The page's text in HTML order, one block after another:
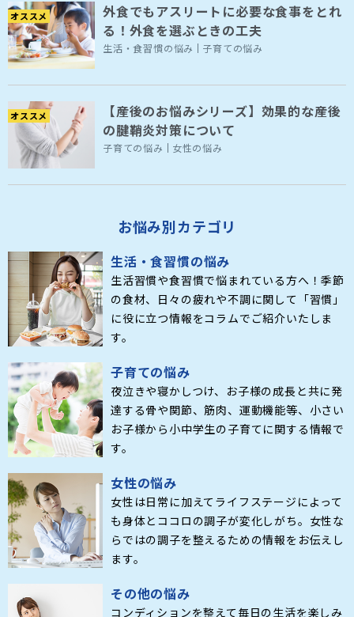
オススメ
外食でもアスリートに必要な食事をとれ
る！外食を選ぶときの工夫
生活・食習慣の悩み 子育ての悩み
オススメ
【産後のお悩みシリーズ】効果的な産後
の腱鞘炎対策について
子育ての悩み 女性の悩み
お悩み別カテゴリ
生活・食習慣の悩み
生活習慣や食習慣で悩まれている方へ！季節
の食材、日々の疲れや不調に関して「習慣」
に役に立つ情報をコラムでご紹介いたしま
す。
子育ての悩み
夜泣きや寝かしつけ、お子様の成長と共に発
達する骨や関節、筋肉、運動機能等、小さい
お子様から小中学生の子育てに関する情報で
す。
女性の悩み
女性は日常に加えてライフステージによって
も身体とココロの調子が変化しがち。女性な
らではの調子を整えるための情報をお伝えし
ます。
その他の悩み
コンディションを整えて毎日の生活を楽しみ